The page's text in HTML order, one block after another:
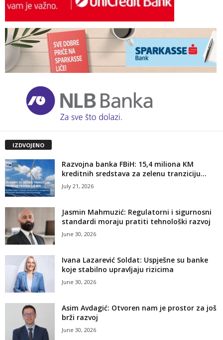
IZDVOJENO
Razvojna banka FBiH: 15,4 miliona KM
kreditnih sredstava za zelenu tranziciju...
July 21, 2026
Jasmin Mahmuzić: Regulatorni i sigurnosni
standardi moraju pratiti tehnološki razvoj
June 30, 2026
Ivana Lazarević Soldat: Uspješne su banke
koje stabilno upravljaju rizicima
June 30, 2026
Asim Avdagić: Otvoren nam je prostor za još
brži razvoj
June 30, 2026